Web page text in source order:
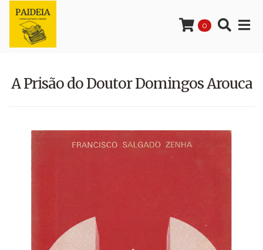
0
A Prisão do Doutor Domingos Arouca